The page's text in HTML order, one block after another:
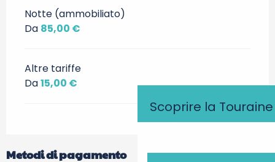
Scoprire la Touraine
Notte (ammobiliato)
Da 85,00 €
Altre tariffe
Da15,00 €
Metodi di pagamento